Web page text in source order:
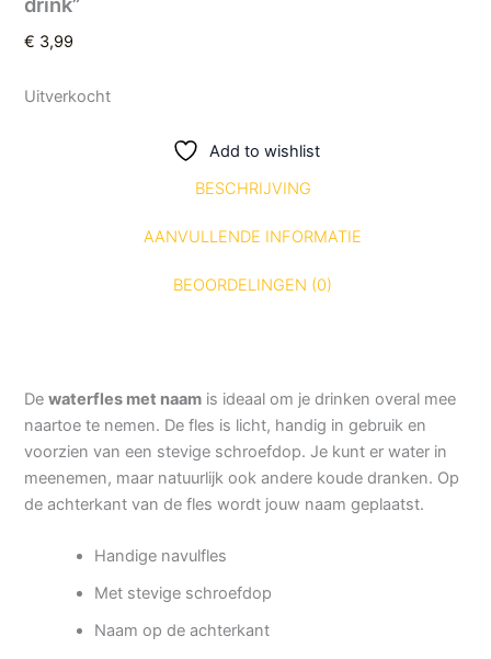
€ 3,99
Uitverkocht
Add to wishlist
BESCHRIJVING
AANVULLENDE INFORMATIE
BEOORDELINGEN (0)
Dewaterfles met naam is ideaal om je drinken overal mee
naartoe te nemen. De fles is licht, handig in gebruik en
voorzien van een stevige schroefdop. Je kunt er water in
meenemen, maar natuurlijk ook andere koude dranken. Op
de achterkant van de fles wordt jouw naam geplaatst.
Handige navulfles
Met stevige schroefdop
Naam op de achterkant